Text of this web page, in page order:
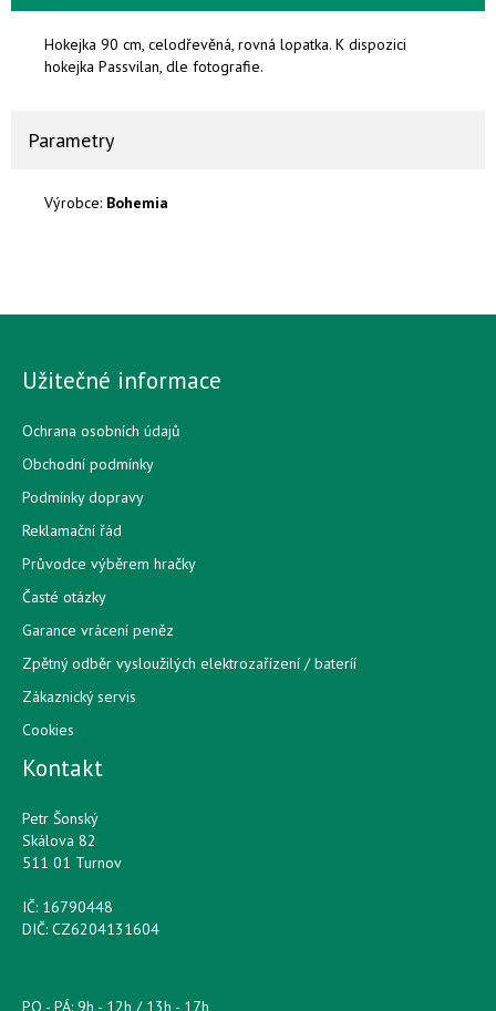
Hokejka 90 cm, celodřevěná, rovná lopatka. K dispozici
hokejka Passvilan, dle fotografie.
Parametry
Výrobce: Bohemia
Užitečné informace
Ochrana osobních údajů
Obchodní podmínky
Podmínky dopravy
Reklamační řád
Průvodce výběrem hračky
Časté otázky
Garance vrácení peněz
Zpětný odběr vysloužilých elektrozařízení / bateríí
Zákaznický servis
Cookies
Kontakt
Petr Šonský
Skálova 82
511 01 Turnov
IČ: 16790448
DIČ: CZ6204131604
PO - PÁ: 9h - 12h / 13h - 17h